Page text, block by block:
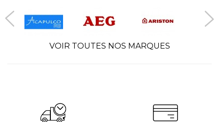
VOIR TOUTES NOS MARQUES